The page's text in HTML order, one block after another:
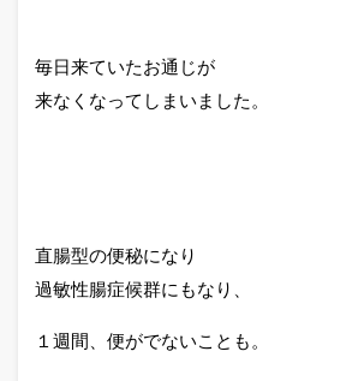
毎日来ていたお通じが
来なくなってしまいました。
直腸型の便秘になり
過敏性腸症候群にもなり、
１週間、便がでないことも。